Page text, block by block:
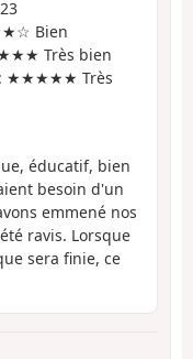
Bien
Très bien
: ★★★★★ Très
éducatif, bien
besoin d'un
emmené nos
ravis. Lorsque
sera finie, ce